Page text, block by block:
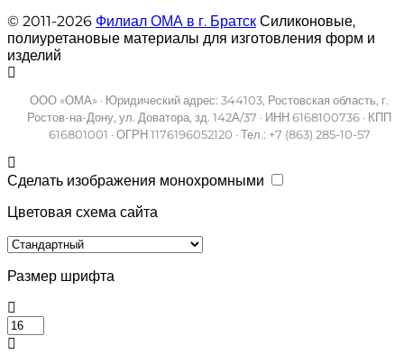
© 2011-2026 Филиал ОМА в г. Братск Силиконовые,
полиуретановые материалы для изготовления форм и
изделий
ООО «ОМА» · Юридический адрес: 344103, Ростовская область, г.
Ростов-на-Дону, ул. Доватора, зд. 142А/37 · ИНН 6168100736 · КПП
616801001 · ОГРН 1176196052120 · Тел.: +7 (863) 285-10-57
Сделать изображения монохромными
Цветовая схема сайта
Размер шрифта